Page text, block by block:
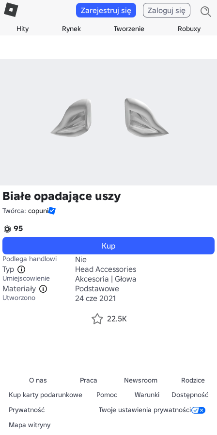
Hity Rynek Tworzenie Robuxy
Zarejestruj się Zaloguj się
Białe opadające uszy
Twórca: copuni
95
Kup
Podlega handlowi
Nie
Typ
Head Accessories
Umiejscowienie
Akcesoria | Głowa
Materiały
Podstawowe
Utworzono 24 cze 2021
22.5K
O nas Praca Newsroom
Rodzice
Kup karty podarunkowe
Pomoc Warunki
Dostępność
Prywatność
Twoje ustawienia prywatności
Mapa witryny